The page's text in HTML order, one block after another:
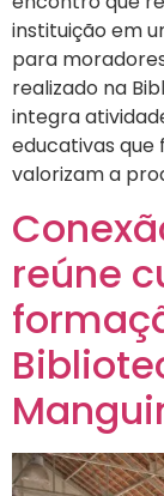
instituição em
para
realizado na
integra
educativas
valorizam a
reúne